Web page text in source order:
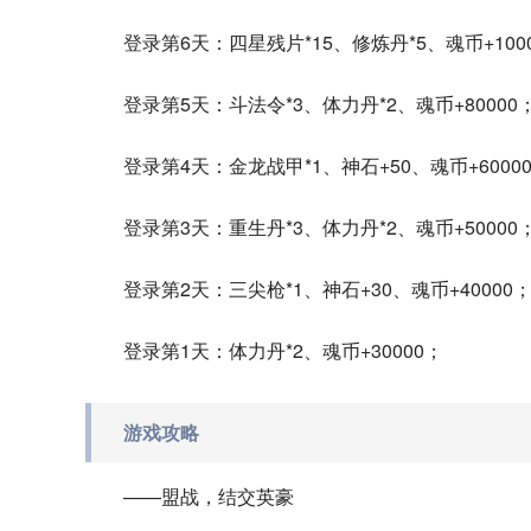
登录第6天：四星残片*15、修炼丹*5、魂币
登录第5天：斗法令*3、体力丹*2、魂币+80000
登录第4天：金龙战甲*1、神石+50、魂币
登录第3天：重生丹*3、体力丹*2、魂币+50000
登录第2天：三尖枪*1、神石+30、魂币+40000；
登录第1天：体力丹*2、魂币+30000；
游戏攻略
——盟战，结交英豪